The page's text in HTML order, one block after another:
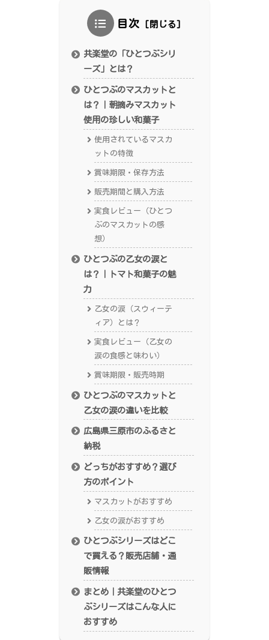
目次
共楽堂の「ひとつぶシリ
ーズ」とは？
ひとつぶのマスカットと
は？｜朝摘みマスカット
使用の珍しい和菓子
使用されているマスカ
ットの特徴
賞味期限・保存方法
販売期間と購入方法
実食レビュー（ひとつ
ぶのマスカットの感
想）
ひとつぶの乙女の涙と
は？｜トマト和菓子の魅
力
乙女の涙（スウィーテ
ィア）とは？
実食レビュー（乙女の
涙の食感と味わい）
賞味期限・販売時期
ひとつぶのマスカットと
乙女の涙の違いを比較
広島県三原市のふるさと
納税
どっちがおすすめ？選び
方のポイント
マスカットがおすすめ
乙女の涙がおすすめ
ひとつぶシリーズはどこ
で買える？販売店舗・通
販情報
まとめ｜共楽堂のひとつ
ぶシリーズはこんな人に
おすすめ